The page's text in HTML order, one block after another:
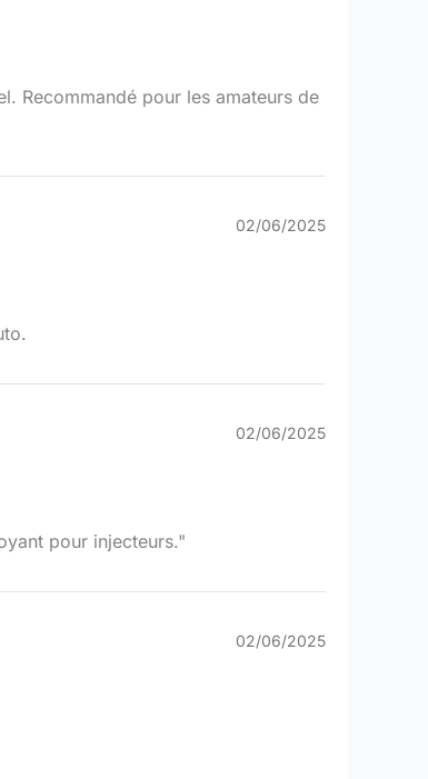
Recommandé pour les amateurs de
02/06/2025
02/06/2025
pour injecteurs."
02/06/2025